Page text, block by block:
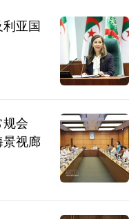
亚国
会
视廊